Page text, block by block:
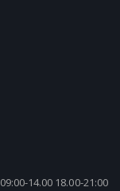
09:00-14.00 18.00-21:00